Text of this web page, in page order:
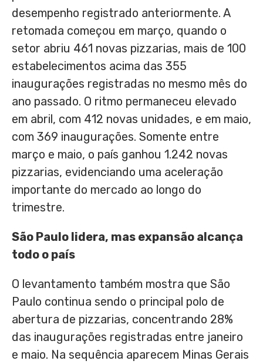
desempenho registrado anteriormente. A
retomada começou em março, quando o
setor abriu 461 novas pizzarias, mais de 100
estabelecimentos acima das 355
inaugurações registradas no mesmo mês do
ano passado. O ritmo permaneceu elevado
em abril, com 412 novas unidades, e em maio,
com 369 inaugurações. Somente entre
março e maio, o país ganhou 1.242 novas
pizzarias, evidenciando uma aceleração
importante do mercado ao longo do
trimestre.
São Paulo lidera, mas expansão alcança
todo o país
O levantamento também mostra que São
Paulo continua sendo o principal polo de
abertura de pizzarias, concentrando 28%
das inaugurações registradas entre janeiro
e maio. Na sequência aparecem Minas Gerais